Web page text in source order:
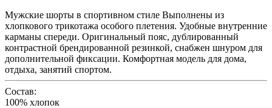
Мужские шорты в спортивном стиле Выполнены из
хлопкового трикотажа особого плетения. Удобные внутренние
карманы спереди. Оригинальный пояс, дублированный
контрастной брендированной резинкой, снабжен шнуром для
дополнительной фиксации. Комфортная модель для дома,
отдыха, занятий спортом.
Состав:
100% хлопок